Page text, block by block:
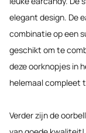
elegant design. De
combinatie op een
geschikt om te
deze oorknopjes in
helemaal compleet
Verder zijn de